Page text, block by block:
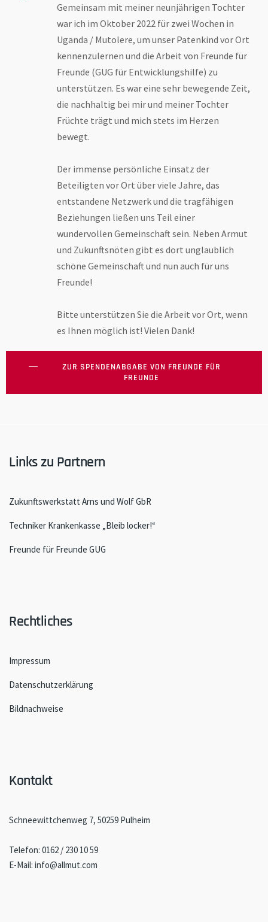
Gemeinsam mit meiner neunjährigen Tochter
war ich im Oktober 2022 für zwei Wochen in
Uganda / Mutolere, um unser Patenkind vor Ort
kennenzulernen und die Arbeit von Freunde für
Freunde (GUG für Entwicklungshilfe) zu
unterstützen. Es war eine sehr bewegende Zeit,
die nachhaltig bei mir und meiner Tochter
Früchte trägt und mich stets im Herzen
bewegt.
Der immense persönliche Einsatz der
Beteiligten vor Ort über viele Jahre, das
entstandene Netzwerk und die tragfähigen
Beziehungen ließen uns Teil einer
wundervollen Gemeinschaft sein. Neben Armut
und Zukunftsnöten gibt es dort unglaublich
schöne Gemeinschaft und nun auch für uns
Freunde!
Bitte unterstützen Sie die Arbeit vor Ort, wenn
es Ihnen möglich ist! Vielen Dank!
ZUR SPENDENABGABE VON FREUNDE FÜR
FREUNDE
Links zu Partnern
Zukunftswerkstatt Arns und Wolf GbR
Techniker Krankenkasse „Bleib locker!“
Freunde für Freunde GUG
Rechtliches
Impressum
Datenschutzerklärung
Bildnachweise
Kontakt
Schneewittchenweg 7, 50259 Pulheim
Telefon: 0162 / 230 10 59
E-Mail: info@allmut.com